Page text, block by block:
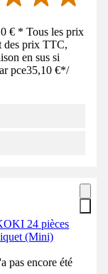
€ * Tous les prix
des prix TTC,
en sus si
pce35,10 €*/
24 pièces
(Mini)
pas encore été